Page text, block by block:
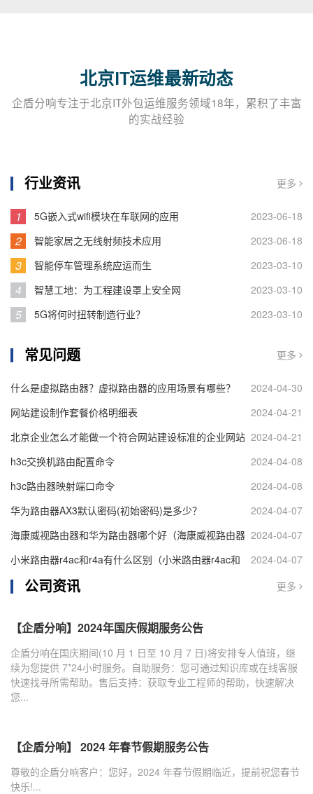
北京IT运维最新动态
企盾分响专注于北京IT外包运维服务领域18年，累积了丰富
的实战经验
更多
行业资讯
1 2023-06-18
5G嵌入式wifi模块在车联网的应用
2 2023-06-18
智能家居之无线射频技术应用
3 2023-03-10
智能停车管理系统应运而生
4 2023-03-10
智慧工地：为工程建设罩上安全网
5 2023-03-10
5G将何时扭转制造行业？
更多
常见问题
2024-04-30
什么是虚拟路由器？虚拟路由器的应用场景有哪些？
2024-04-21
网站建设制作套餐价格明细表
2024-04-21
北京企业怎么才能做一个符合网站建设标准的企业网站
2024-04-08
h3c交换机路由配置命令
2024-04-08
h3c路由器映射端口命令
2024-04-07
华为路由器AX3默认密码(初始密码)是多少？
2024-04-07
海康威视路由器和华为路由器哪个好（海康威视路由器
和华为路由器对比）
2024-04-07
小米路由器r4ac和r4a有什么区别（小米路由器r4ac和
r4a区别介绍）
更多
公司资讯
【企盾分响】2024年国庆假期服务公告
企盾分响在国庆期间(10 月 1 日至 10 月 7 日)将安排专人值班，继
续为您提供 7*24小时服务。自助服务：您可通过知识库或在线客服
快速找寻所需帮助。售后支持：获取专业工程师的帮助，快速解决
您...
【企盾分响】 2024 年春节假期服务公告
尊敬的企盾分响客户：您好，2024 年春节假期临近，提前祝您春节
快乐!...